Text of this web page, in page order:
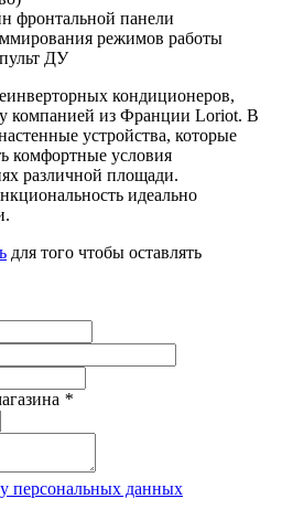
фронтальной панели
режимов работы
ДУ
кондиционеров,
компанией из Франции Loriot. В
устройства, которые
комфортные условия
различной площади.
идеально
для того чтобы оставлять
*
персональных данных